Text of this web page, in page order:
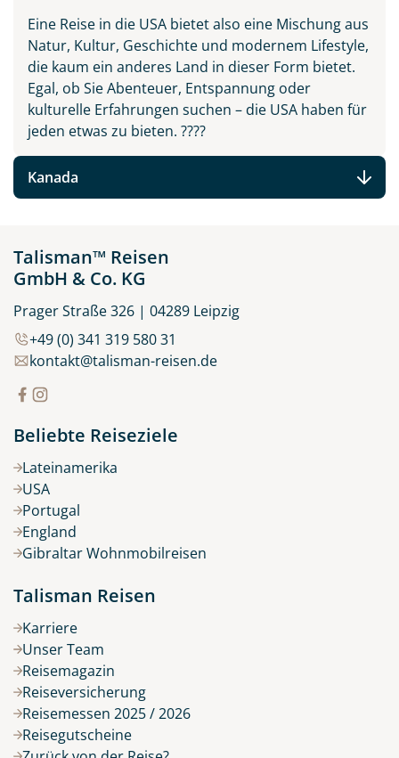
Eine Reise in die USA bietet also eine Mischung aus
Natur, Kultur, Geschichte und modernem Lifestyle,
die kaum ein anderes Land in dieser Form bietet.
Egal, ob Sie Abenteuer, Entspannung oder
kulturelle Erfahrungen suchen – die USA haben für
jeden etwas zu bieten. ????
Kanada
Talisman™ Reisen
GmbH & Co. KG
Prager Straße 326 | 04289 Leipzig
+49 (0) 341 319 580 31
kontakt@talisman-reisen.de
Beliebte Reiseziele
Lateinamerika
USA
Portugal
England
Gibraltar Wohnmobilreisen
Talisman Reisen
Karriere
Unser Team
Reisemagazin
Reiseversicherung
Reisemessen 2025 / 2026
Reisegutscheine